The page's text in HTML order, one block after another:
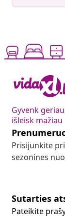
Gyvenk
išleisk mažiau
Prisijunkite
sezonines
Sutarties
Pateikite